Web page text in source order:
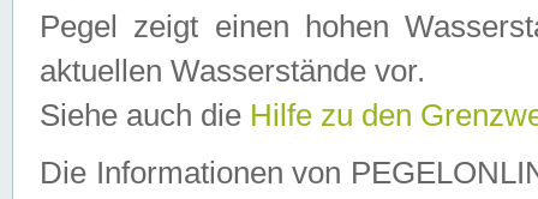
Pegel zeigt einen hohen
aktuellen Wasserstände vor.
Siehe auch die Hilfe zu den
Die Informationen von